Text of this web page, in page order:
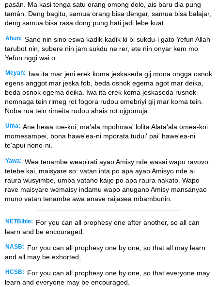
pasán. Ma kasi tenga satu orang omong dolo, ais baru dia pung
tamán. Deng bagitu, samua orang bisa dengar, samua bisa balajar,
deng samua bisa rasa dong pung hati jadi lebe kuat.
Abun: Sane nin sino eswa kadik-kadik ki bi sukdu-i gato Yefun Allah
tarubot nin, subere nin jam sukdu ne rer, ete nin onyar kem mo
Yefun nggi wai o.
Meyah:
Iwa ita mar jeni erek koma jeskaseda gij mona ongga osnok
egens anggot mar jeska fob, beda osnok egema agot mar deika,
beda osnok egema deika. Iwa ita erek koma jeskaseda rusnok
nomnaga tein rimeg rot fogora rudou emebriyi gij mar koma tein.
Noba rua tein rimeita rudou ahais rot ojgomuja.
Uma: Ane hewa toe-koi, ma'ala mpohowa' lolita Alata'ala omea-koi
momesampei, bona hawe'ea-ni mporata tudui' pai' hawe'ea-ni
te'apui nono-ni.
Yawa: Wea tenambe weapirati ayao Amisy nde wasai wapo ravovo
tetebe kai, maisyare so: vatan inta po apa ayao Amisyo nde ai
raura wusyimbe, umba vatano kaije po apa raura nakato. Wapo
rave maisyare wemaisy indamu wapo anugano Amisy mansanyao
muno vatan tenambe awa anave raijasea mbambunin.
NETBible:
For you can all prophesy one after another, so all can
learn and be encouraged.
NASB:
For you can all prophesy one by one, so that all may learn
and all may be exhorted;
HCSB:
For you can all prophesy one by one, so that everyone may
learn and everyone may be encouraged.